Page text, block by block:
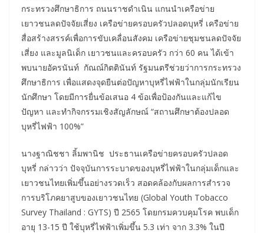
กระทรวงศึกษาธิการ ถนนราชดำเนิน แกนนำเครือข่าย
เยาวชนลดปัจจัยเสี่ยง เครือข่ายครอบครัวปลอดบุหรี่ เครือข่าย
สื่อสร้างสรรค์เพื่อการขับเคลื่อนสังคม เครือข่ายชุมชนลดปัจจัย
เสี่ยง และมูลนิเด็ก เยาวชนและครอบครัว กว่า 60 คน ได้เข้า
พบนายอัครนันท์ กัณณ์กิตตินันท์ รัฐมนตรีช่วยว่าการกระทรวง
ศึกษาธิการ เพื่อแสดงจุดยืนต่อปัญหาบุหรี่ไฟฟ้าในกลุ่มนักเรียน
นักศึกษา โดยมีการยื่นข้อเสนอ 4 ข้อเพื่อป้องกันและแก้ไข
ปัญหา และทำกิจกรรมเชิงสัญลักษณ์ “สถานศึกษาต้องปลอด
บุหรี่ไฟฟ้า 100%”
นางฐาณิชชา ลิ้มพานิช ประธานเครือข่ายครอบครัวปลอด
บุหรี่ กล่าวว่า ปัจจุบันการระบาดของบุหรี่ไฟฟ้าในกลุ่มเด็กและ
เยาวชนไทยเพิ่มขึ้นอย่างรวดเร็ว สอดคล้องกับผลการสำรวจ
การบริโภคยาสูบของเยาวชนไทย (Global Youth Tobacco
Survey Thailand : GYTS) ปี 2565 โดยกรมควบคุมโรค พบเด็ก
อายุ 13-15 ปี ใช้บุหรี่ไฟฟ้าเพิ่มขึ้น 5.3 เท่า จาก 3.3% ในปี